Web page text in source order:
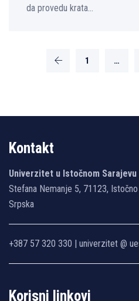
da provedu krata...
1 …
Kontakt
Univerzitet u Istočnom Sarajevu
Stefana Nemanje 5, 71123,
Srpska
+387 57 320 330 | univerzitet @
Korisni linkovi